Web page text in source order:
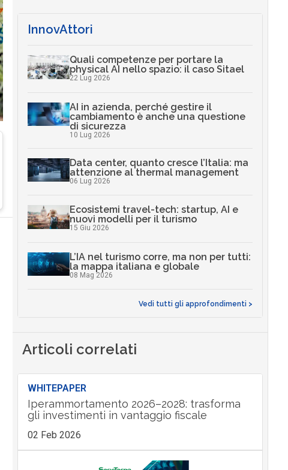
InnovAttori
Quali competenze per portare la
physical AI nello spazio: il caso Sitael
22 Lug 2026
AI in azienda, perché gestire il
cambiamento è anche una questione
di sicurezza
10 Lug 2026
Data center, quanto cresce l’Italia: ma
attenzione al thermal management
06 Lug 2026
Ecosistemi travel-tech: startup, AI e
nuovi modelli per il turismo
15 Giu 2026
L’IA nel turismo corre, ma non per tutti:
la mappa italiana e globale
08 Mag 2026
Vedi tutti gli approfondimenti >
Articoli correlati
WHITEPAPER
Iperammortamento 2026–2028: trasforma
gli investimenti in vantaggio fiscale
02 Feb 2026